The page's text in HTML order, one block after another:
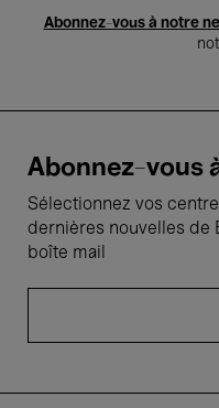
Abonnez-vous à notre
Abonnez-vous
Sélectionnez vos
dernières nouvelles de
boîte mail